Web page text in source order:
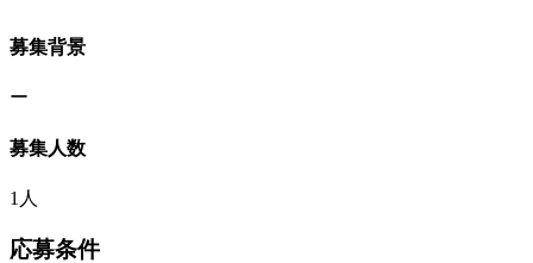
募集背景
ー
募集人数
1人
応募条件